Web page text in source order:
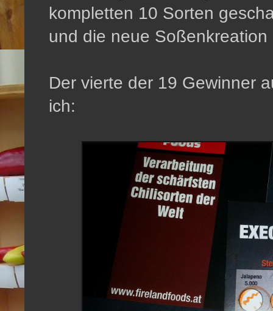
kompletten 10 Sorten
und die neue
Der vierte der 19 Gewinner
ich: